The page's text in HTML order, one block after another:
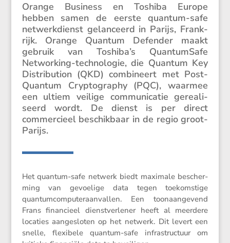
Orange Business en Toshiba Europe
hebben samen de eerste quantum-safe
netwerk­dienst gelan­ceerd in Parijs, Frank­
rijk. Orange Quantum Defender maakt
gebruik van Toshiba’s Quantum­Safe
Networ­king-techno­logie, die Quantum Key
Distri­bu­tion (QKD) combi­neert met Post-
Quantum Crypto­graphy (PQC), waarmee
een ultiem veilige commu­ni­catie gerea­li­
seerd wordt. De dienst is per direct
commer­cieel beschik­baar in de regio groot-
Parijs.
Het quantum-safe netwerk biedt maximale bescher­
ming van gevoe­lige data tegen toekom­stige
quantum­com­pu­ter­aan­vallen. Een toonaan­ge­vend
Frans finan­cieel dienst­ver­lener heeft al meerdere
locaties aange­sloten op het netwerk. Dit levert een
snelle, flexi­bele quantum-safe infra­struc­tuur om